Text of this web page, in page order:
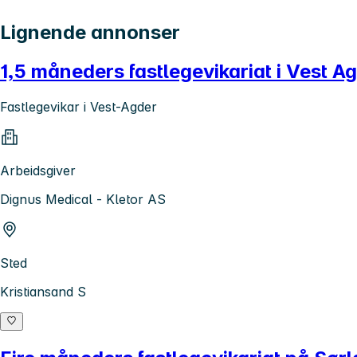
Lignende annonser
1,5 måneders fastlegevikariat i Vest
Fastlegevikar i Vest-Agder
Arbeidsgiver
Dignus Medical - Kletor AS
Sted
Kristiansand S